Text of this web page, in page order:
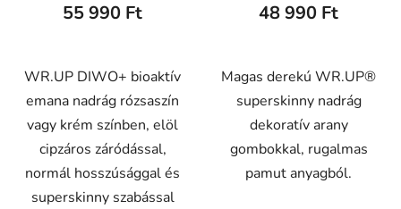
55 990 Ft
WR.UP DIWO+ bioaktív
emana nadrág rózsaszín
vagy krém színben, elöl
cipzáros záródással,
normál hosszúsággal és
superskinny szabással
48 990 Ft
Magas derekú WR.UP®
superskinny nadrág
dekoratív arany
gombokkal, rugalmas
pamut anyagból.